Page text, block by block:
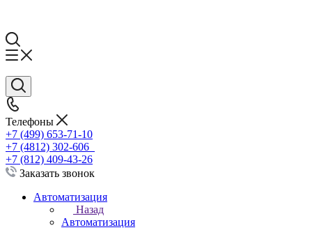
Телефоны
+7 (499) 653-71-10
+7 (4812) 302-606
+7 (812) 409-43-26
Заказать звонок
Автоматизация
Назад
Автоматизация